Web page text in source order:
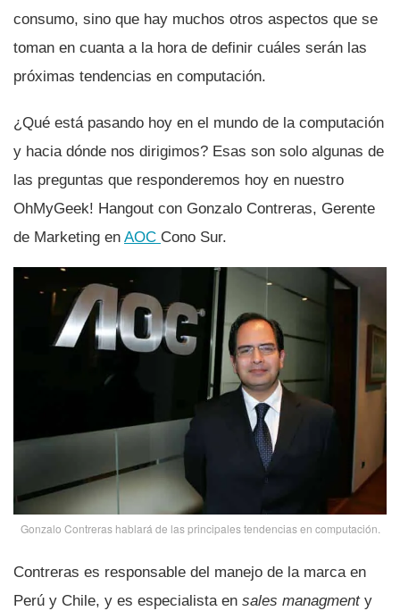
consumo, sino que hay muchos otros aspectos que se
toman en cuanta a la hora de definir cuáles serán las
próximas tendencias en computación.
¿Qué está pasando hoy en el mundo de la computación
y hacia dónde nos dirigimos? Esas son solo algunas de
las preguntas que responderemos hoy en nuestro
OhMyGeek! Hangout con Gonzalo Contreras, Gerente
de Marketing en AOC Cono Sur.
Gonzalo Contreras hablará de las principales tendencias en computación.
Contreras es responsable del manejo de la marca en
Perú y Chile, y es especialista en sales managmenty